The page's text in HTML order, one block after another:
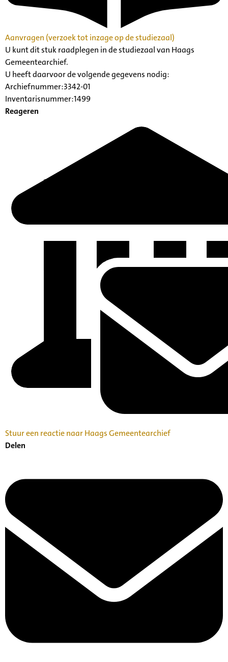
Aanvragen (verzoek tot inzage op de studiezaal)
U kunt dit stuk raadplegen in de studiezaal van Haags
Gemeentearchief.
U heeft daarvoor de volgende gegevens nodig:
Archiefnummer:3342-01
Inventarisnummer:1499
Reageren
Stuur een reactie naar Haags Gemeentearchief
Delen